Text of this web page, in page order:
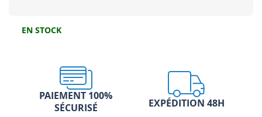
EN STOCK
PAIEMENT 100%
SÉCURISÉ
EXPÉDITION 48H